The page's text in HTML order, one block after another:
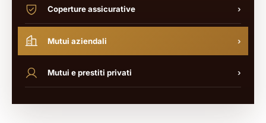
Coperture assicurative ›
Mutui aziendali ›
Mutui e prestiti privati ›